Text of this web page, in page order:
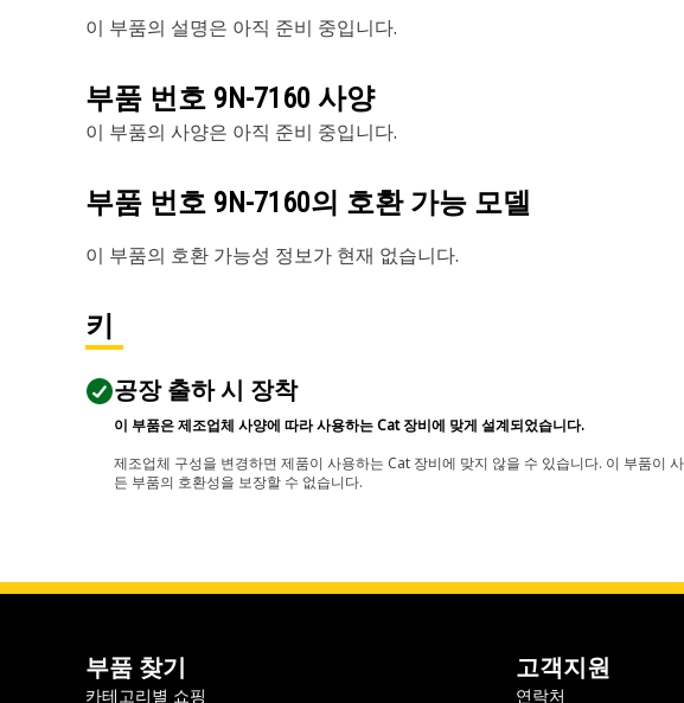
이 부품의 설명은 아직 준비 중입니다.
부품 번호 9N-7160 사양
이 부품의 사양은 아직 준비 중입니다.
부품 번호 9N-7160의 호환 가능 모델
이 부품의 호환 가능성 정보가 현재 없습니다.
키
공장 출하 시 장착
이 부품은 제조업체 사양에 따라 사용하는 Cat 장비에 맞게 설계되었습니다.
제조업체 구성을 변경하면 제품이 사용하는 Cat 장비에 맞지 않을 수 있습니다. 이 부품이
든 부품의 호환성을 보장할 수 없습니다.
부품 찾기
카테고리별 쇼핑
고객지원
연락처